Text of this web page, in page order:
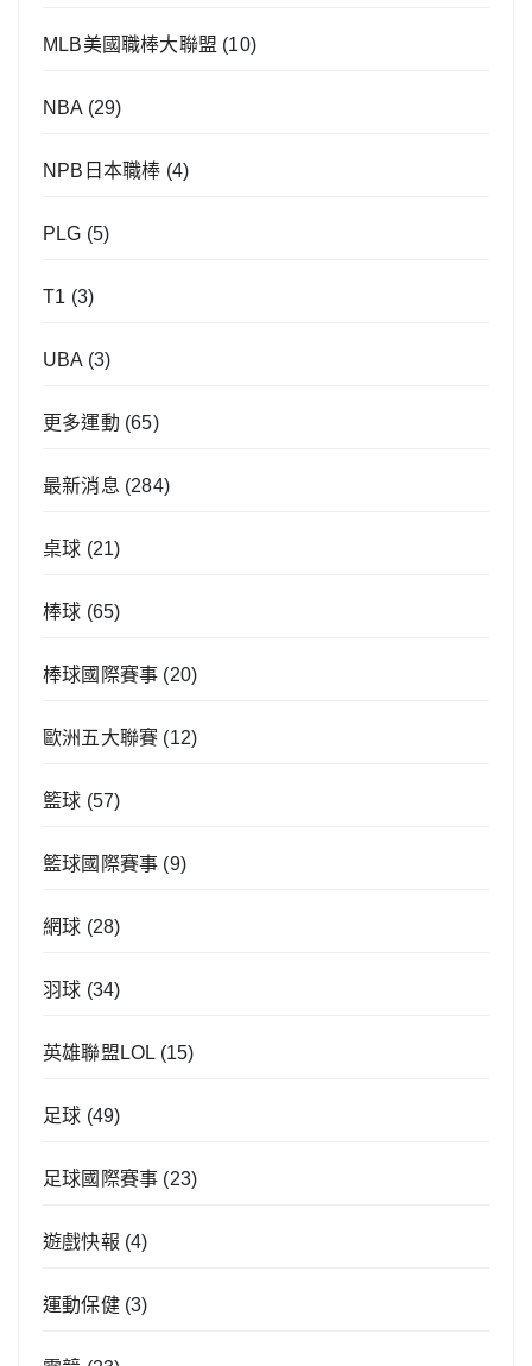
MLB美國職棒大聯盟 (10)
NBA (29)
NPB日本職棒 (4)
PLG (5)
T1 (3)
UBA (3)
更多運動 (65)
最新消息 (284)
桌球 (21)
棒球 (65)
棒球國際賽事 (20)
歐洲五大聯賽 (12)
籃球 (57)
籃球國際賽事 (9)
網球 (28)
羽球 (34)
英雄聯盟LOL (15)
足球 (49)
足球國際賽事 (23)
遊戲快報 (4)
運動保健(3)